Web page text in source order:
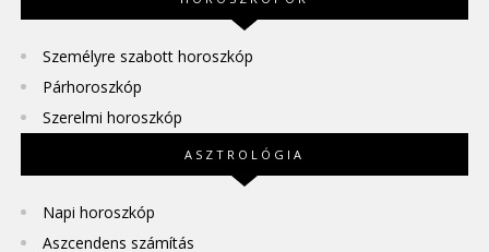
Személyre szabott horoszkóp
Párhoroszkóp
Szerelmi horoszkóp
ASZTROLÓGIA
Napi horoszkóp
Aszcendens számítás